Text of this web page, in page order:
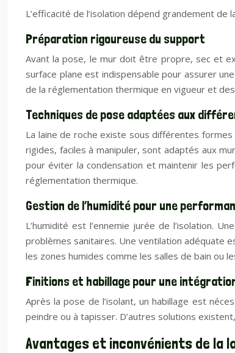
L’efficacité de l’isolation dépend grandement
Préparation rigoureuse du support
Avant la pose, le mur doit être propre, sec et
surface plane est indispensable pour assurer
de la réglementation thermique en vigueur et
Techniques de pose adaptées aux
La laine de roche existe sous différentes
rigides, faciles à manipuler, sont adaptés aux
pour éviter la condensation et maintenir les
réglementation thermique.
Gestion de l’humidité pour une
L’humidité est l’ennemie jurée de l’isolation.
problèmes sanitaires. Une ventilation adéquate
les zones humides comme les salles de bain ou
Finitions et habillage pour une
Après la pose de l’isolant, un habillage est
peindre ou à tapisser. D’autres solutions
Avantages et inconvénients de la